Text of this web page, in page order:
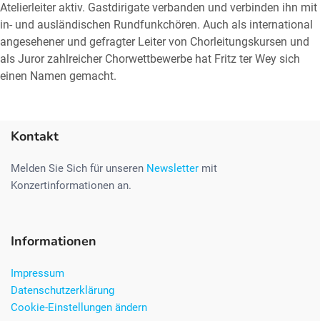
Atelierleiter aktiv. Gastdirigate verbanden und verbinden ihn mit
in- und ausländischen Rundfunkchören. Auch als international
angesehener und gefragter Leiter von Chorleitungskursen und
als Juror zahlreicher Chorwettbewerbe hat Fritz ter Wey sich
einen Namen gemacht.
Kontakt
Melden Sie Sich für unseren Newsletter mit
Konzertinformationen an.
Informationen
Impressum
Datenschutzerklärung
Cookie-Einstellungen ändern